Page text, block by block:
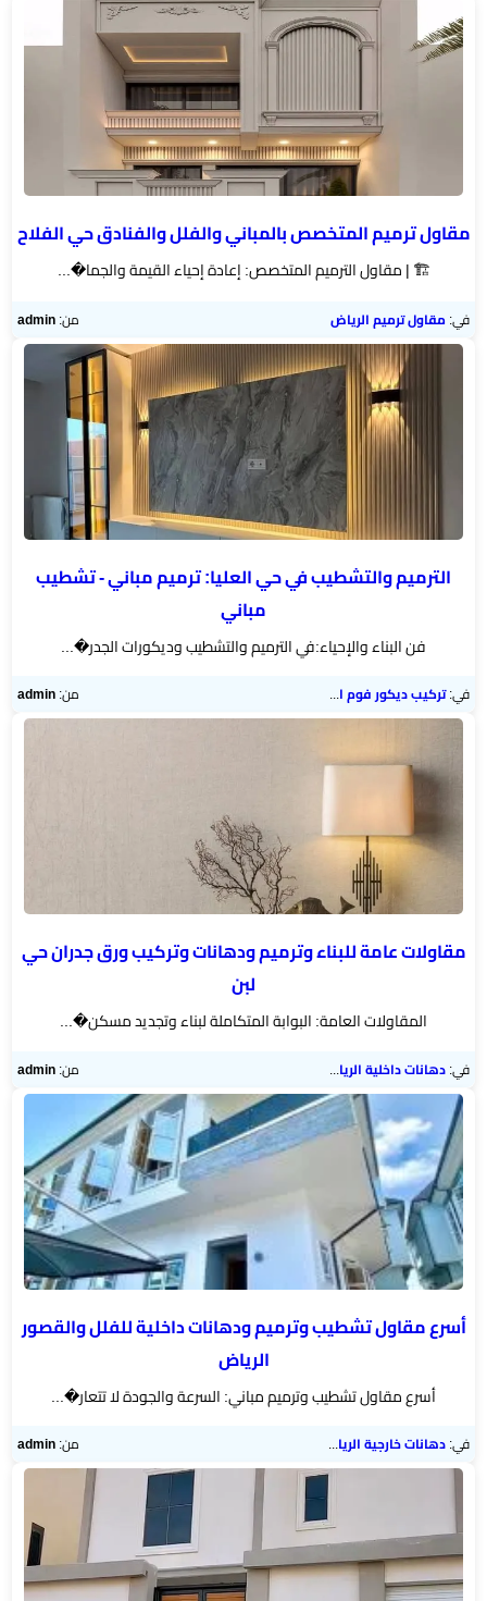
تركيب
بناء
ملاحق
الرياض
تركيب
عوازل
الرياض
مقاول
ديكورات
بورد
ورق
بالجدران
ديكورات
مقاول ترميم المتخصص بالمباني والفلل والفنادق حي الفلاح
🏗️ | مقاول الترميم المتخصص: إعادة إحياء القيمة والجما�...
في:مقاول ترميم الرياض من:admin
الترميم والتشطيب في حي العليا: ترميم مباني - تشطيب
مباني
فن البناء والإحياء:في الترميم والتشطيب وديكورات الجدر�...
في:تركيب ديكور فوم الرياض من:admin
مقاولات عامة للبناء وترميم ودهانات وتركيب ورق جدران حي
لبن
المقاولات العامة: البوابة المتكاملة لبناء وتجديد مسكن�...
في:دهانات داخلية الرياض من:admin
أسرع مقاول تشطيب وترميم ودهانات داخلية للفلل والقصور
الرياض
أسرع مقاول تشطيب وترميم مباني: السرعة والجودة لا تتعار�...
في:دهانات خارجية الرياض من:admin